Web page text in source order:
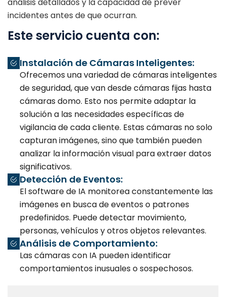
incidentes antes de que ocurran.
Este servicio cuenta con:
Instalación de Cámaras Inteligentes:
Ofrecemos una variedad de cámaras inteligentes
de seguridad, que van desde cámaras fijas hasta
cámaras domo. Esto nos permite adaptar la
solución a las necesidades específicas de
vigilancia de cada cliente. Estas cámaras no solo
capturan imágenes, sino que también pueden
analizar la información visual para extraer datos
significativos.
Detección de Eventos:
El software de IA monitorea constantemente las
imágenes en busca de eventos o patrones
predefinidos. Puede detectar movimiento,
personas, vehículos y otros objetos relevantes.
Análisis de Comportamiento:
Las cámaras con IA pueden identificar
comportamientos inusuales o sospechosos.